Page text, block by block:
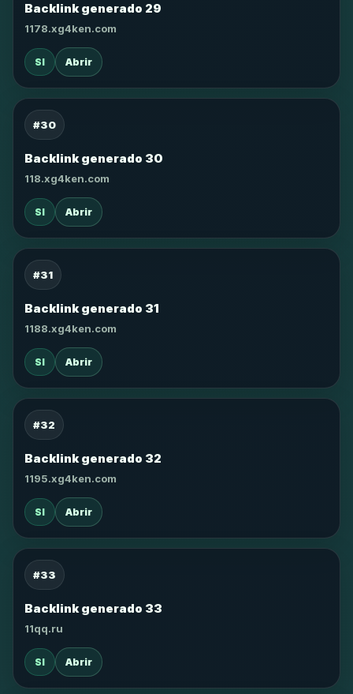
Backlink generado 29
1178.xg4ken.com
SI Abrir
#30
Backlink generado 30
118.xg4ken.com
SI Abrir
#31
Backlink generado 31
1188.xg4ken.com
SI Abrir
#32
Backlink generado 32
1195.xg4ken.com
SI Abrir
#33
Backlink generado 33
11qq.ru
SI Abrir